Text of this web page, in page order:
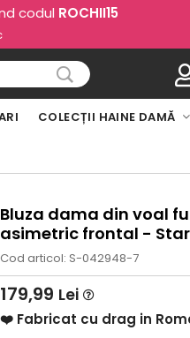
codul ROCHII15
COLECȚII HAINE DAMĂ
Bluza dama din voal
asimetric frontal -
Cod articol: S-042948-7
179,99 Lei
❤️ Fabricat cu drag in